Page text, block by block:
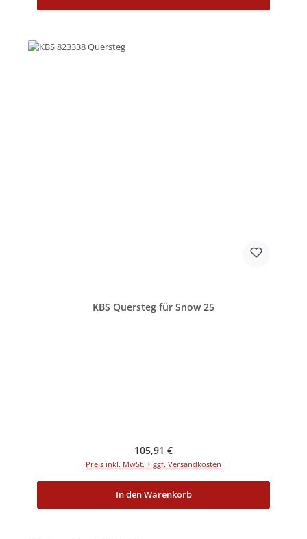
KBS Quersteg für Snow 25
Regulärer Preis:
105,91 €
Preis inkl. MwSt. + ggf. Versandkosten
In den Warenkorb